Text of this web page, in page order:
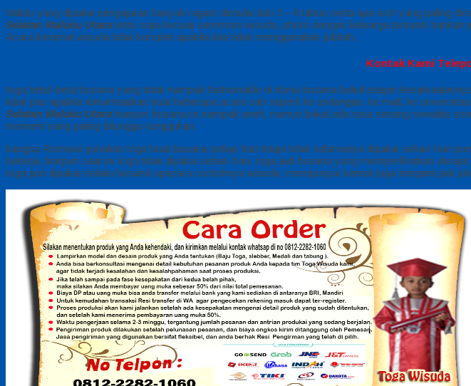
Waktu yang dipakai pengajaran banyak ragam dimulai dari 3 – 6 tahun serta apa sich yang paling
Selatan Maluku Utara tentu saja kecuali seremoni wisuda, photo dengan keluarga terkasih
Acara keramat wisuda tidak komplet apabila kita tidak menggunakan jubbah,
Kontak Kami
toga betul-betul busana yang tidak nampak fashionable di dunia busana bakal tetapin
tidak pas apabila dimanfaatkan buat beberapa acara sah seperti ke undangan, ke mall, ke
Selatan Maluku Utara biarpun busana ini nampak aneh, namun bakal ada rasa senang sewaktu
moment yang paling ditunggu-tunggukan.
bangsa Romawi gunakan toga buat busana setiap hari tetapi tidak selamanya dipakai sehari-hari
bekerja, biarpun saat ini toga tidak dipakai sehari-hari, toga jadi busana yang memperlihatkan
toga pun dipakai selaku busana upacara contohnya wisuda, mempunyai bentuk juga berganti jadi